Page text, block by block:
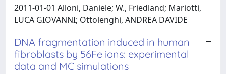
2011-01-01 Alloni, Daniele; W., Friedland; Mariotti,
LUCA GIOVANNI; Ottolenghi, ANDREA DAVIDE
DNA fragmentation induced in human
fibroblasts by 56Fe ions: experimental
data and MC simulations